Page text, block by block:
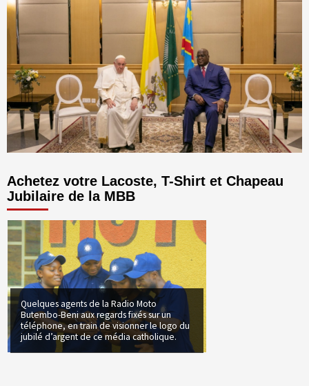
Achetez votre Lacoste, T-Shirt et Chapeau
Jubilaire de la MBB
Quelques agents de la Radio Moto
Butembo-Beni aux regards fixés sur un
téléphone, en train de visionner le logo du
jubilé d’argent de ce média catholique.